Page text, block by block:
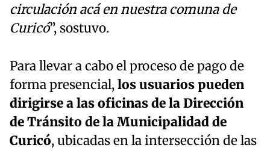
circulación acá en nuestra comuna de
Curicó”, sostuvo.
Para llevar a cabo el proceso de pago de
forma presencial,los usuarios pueden
dirigirse a las oficinas de la Dirección
de Tránsito de la Municipalidad de
Curicó, ubicadas en la intersección de las